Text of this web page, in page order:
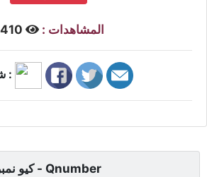
المشاهدات :
شارك :
كيو نمبر - Qnumber